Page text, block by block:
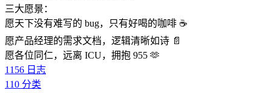
三大愿景：
愿天下没有难写的 bug，只有好喝的咖啡 ☕️
愿产品经理的需求文档，逻辑清晰如诗 📄
愿各位同仁，远离 ICU，拥抱 955 🫶
1156 日志
110 分类